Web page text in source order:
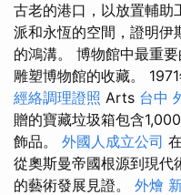
古老的港口，以放置輔助
派和永恆的空間，證明伊
的鴻溝。 博物館中最重
雕塑博物館的收藏。
經絡調理證照 Arts 台中
贈的寶藏垃圾箱包含
飾品。 外國人成立公司
從奧斯曼帝國根源到現代
的藝術發展見證。 外燴